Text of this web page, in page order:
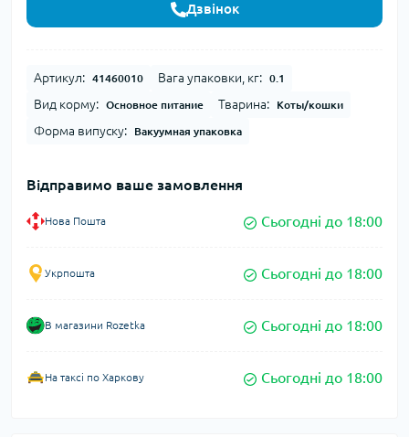
Дзвінок
Артикул: 41460010 Вага упаковки, кг: 0.1
Вид корму: Основное питание Тварина: Коты/кошки
Форма випуску: Вакуумная упаковка
Відправимо ваше замовлення
Нова Пошта Сьогодні до 18:00
Укрпошта Сьогодні до 18:00
В магазини Rozetka Сьогодні до 18:00
На таксі по Харкову Сьогодні до 18:00